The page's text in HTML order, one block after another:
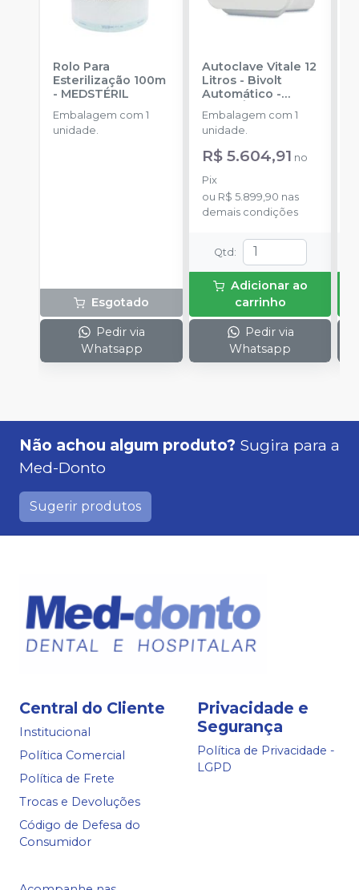
Rolo Para
Esterilização 100m
- MEDSTÉRIL
Embalagem com 1
unidade.
Esgotado
Pedir via
Whatsapp
Autoclave Vitale 12
Litros - Bivolt
Automático -
CRISTÓFOLI
Embalagem com 1
unidade.
R$ 5.604,91 no
Pix
ou R$ 5.899,90 nas
demais condições
Qtd :
Adicionar ao
carrinho
Pedir via
Whatsapp
Não achou algum produto? Sugira para a
Med-Donto
Sugerir produtos
Central do Cliente
Institucional
Política Comercial
Política de Frete
Trocas e Devoluções
Código de Defesa do
Consumidor
Privacidade e
Segurança
Política de Privacidade -
LGPD